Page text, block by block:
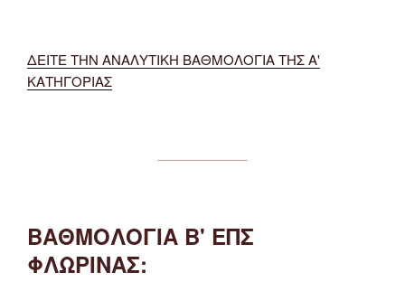
ΔΕΙΤΕ ΤΗΝ ΑΝΑΛΥΤΙΚΗ ΒΑΘΜΟΛΟΓΙΑ ΤΗΣ Α'
ΚΑΤΗΓΟΡΙΑΣ
ΒΑΘΜΟΛΟΓΙΑ Β' ΕΠΣ
ΦΛΩΡΙΝΑΣ: